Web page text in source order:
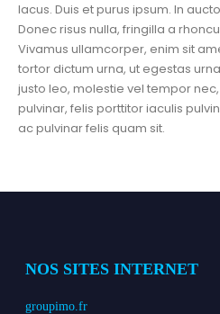
lacus. Duis et purus ipsum. In
Donec risus nulla, fringilla a
Vivamus ullamcorper, enim sit
tortor dictum urna, ut egestas
justo leo, molestie vel tempor
pulvinar, felis porttitor iaculis
ac pulvinar felis quam sit.
NOS SITES INTERNET
groupimo.fr